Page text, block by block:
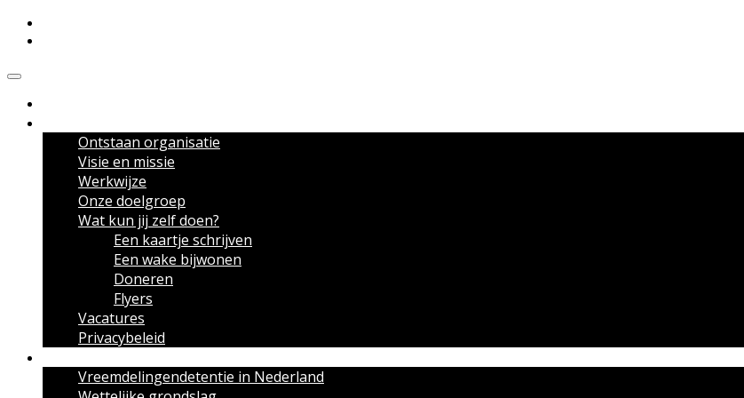
Ontstaan organisatie
Visie en missie
Werkwijze
Onze doelgroep
Wat kun jij zelf doen?
Een kaartje schrijven
Een wake bijwonen
Doneren
Flyers
Vacatures
Privacybeleid
Vreemdelingendetentie in Nederland